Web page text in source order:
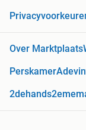
Over Marktplaats
Perskamer
2dehands